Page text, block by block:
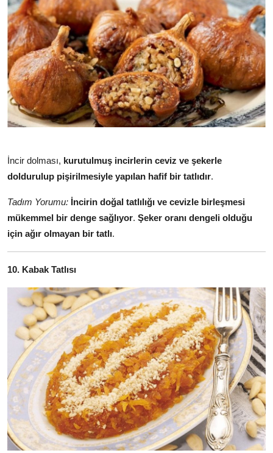
İncir dolması, kurutulmuş incirlerin ceviz ve şekerle
doldurulup pişirilmesiyle yapılan hafif bir tatlıdır.
Tadım Yorumu: İncirin doğal tatlılığı ve cevizle birleşmesi
mükemmel bir denge sağlıyor. Şeker oranı dengeli olduğu
için ağır olmayan bir tatlı.
10. Kabak Tatlısı